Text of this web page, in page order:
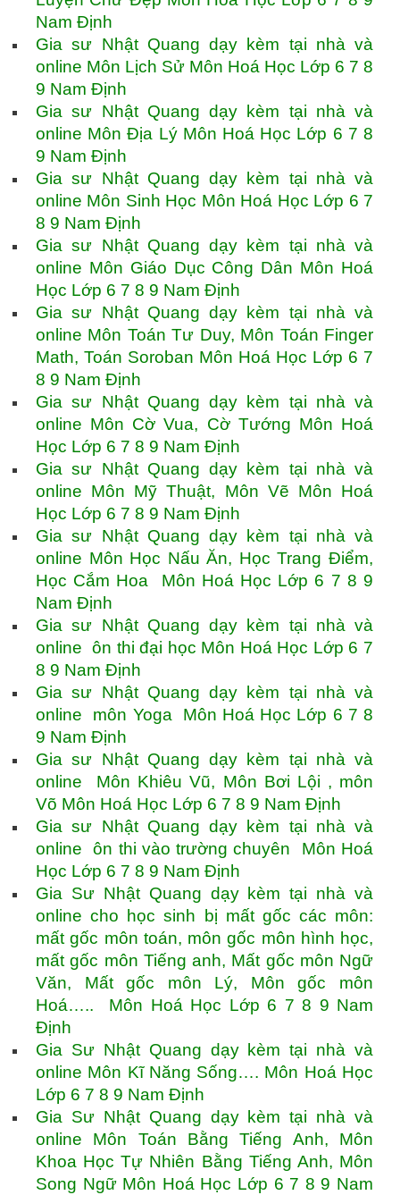
Nam Định
Gia sư Nhật Quang dạy kèm tại nhà và
online Môn Lịch Sử Môn Hoá Học Lớp 6 7 8
9 Nam Định
Gia sư Nhật Quang dạy kèm tại nhà và
online Môn Địa Lý Môn Hoá Học Lớp 6 7 8
9 Nam Định
Gia sư Nhật Quang dạy kèm tại nhà và
online Môn Sinh Học Môn Hoá Học Lớp 6 7
8 9 Nam Định
Gia sư Nhật Quang dạy kèm tại nhà và
online Môn Giáo Dục Công Dân Môn Hoá
Học Lớp 6 7 8 9 Nam Định
Gia sư Nhật Quang dạy kèm tại nhà và
online Môn Toán Tư Duy, Môn Toán Finger
Math, Toán Soroban Môn Hoá Học Lớp 6 7
8 9 Nam Định
Gia sư Nhật Quang dạy kèm tại nhà và
online Môn Cờ Vua, Cờ Tướng Môn Hoá
Học Lớp 6 7 8 9 Nam Định
Gia sư Nhật Quang dạy kèm tại nhà và
online Môn Mỹ Thuật, Môn Vẽ Môn Hoá
Học Lớp 6 7 8 9 Nam Định
Gia sư Nhật Quang dạy kèm tại nhà và
online Môn Học Nấu Ăn, Học Trang Điểm,
Học Cắm Hoa Môn Hoá Học Lớp 6 7 8 9
Nam Định
Gia sư Nhật Quang dạy kèm tại nhà và
online ôn thi đại học Môn Hoá Học Lớp 6 7
8 9 Nam Định
Gia sư Nhật Quang dạy kèm tại nhà và
online môn Yoga Môn Hoá Học Lớp 6 7 8
9 Nam Định
Gia sư Nhật Quang dạy kèm tại nhà và
online Môn Khiêu Vũ, Môn Bơi Lội , môn
Võ Môn Hoá Học Lớp 6 7 8 9 Nam Định
Gia sư Nhật Quang dạy kèm tại nhà và
online ôn thi vào trường chuyên Môn Hoá
Học Lớp 6 7 8 9 Nam Định
Gia Sư Nhật Quang dạy kèm tại nhà và
online cho học sinh bị mất gốc các môn:
mất gốc môn toán, môn gốc môn hình học,
mất gốc môn Tiếng anh, Mất gốc môn Ngữ
Văn, Mất gốc môn Lý, Môn gốc môn
Hoá….. Môn Hoá Học Lớp 6 7 8 9 Nam
Định
Gia Sư Nhật Quang dạy kèm tại nhà và
online Môn Kĩ Năng Sống…. Môn Hoá Học
Lớp 6 7 8 9 Nam Định
Gia Sư Nhật Quang dạy kèm tại nhà và
online Môn Toán Bằng Tiếng Anh, Môn
Khoa Học Tự Nhiên Bằng Tiếng Anh, Môn
Song Ngữ Môn Hoá Học Lớp 6 7 8 9 Nam